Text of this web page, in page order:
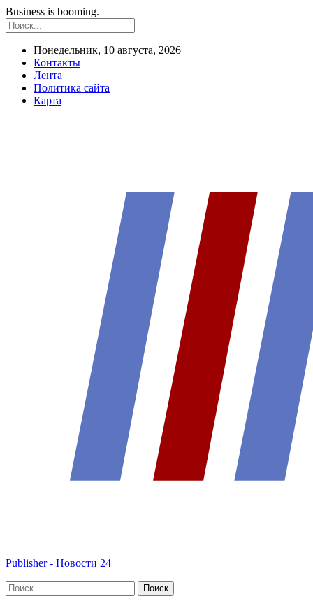
Business is booming.
Понедельник, 10 августа, 2026
Контакты
Лента
Политика сайта
Карта
Publisher - Новости 24